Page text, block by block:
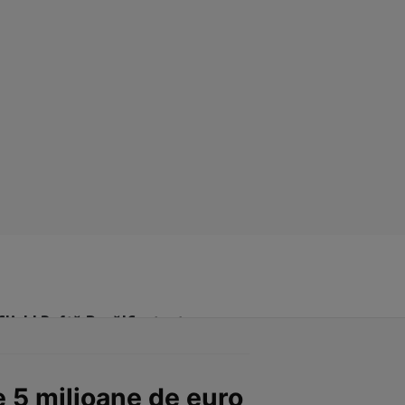
Poftă Bună!Contact
5 milioane de euro